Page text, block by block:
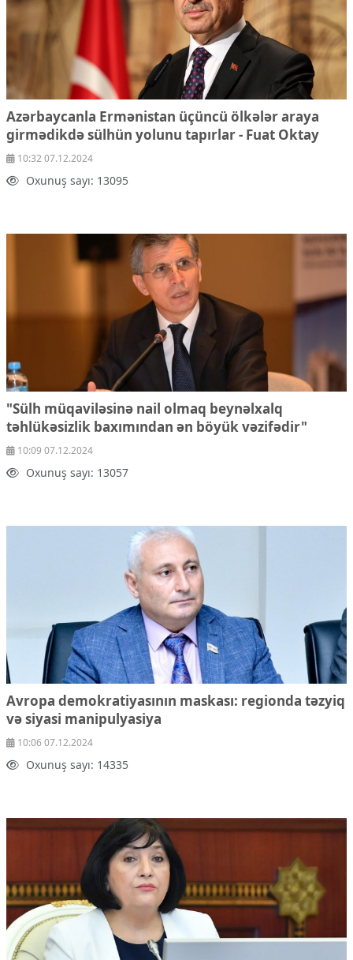
Azərbaycanla Ermənistan üçüncü ölkələr araya
girmədikdə sülhün yolunu tapırlar - Fuat Oktay
10:32 07.12.2024
Oxunuş sayı: 13095
"Sülh müqaviləsinə nail olmaq beynəlxalq
təhlükəsizlik baxımından ən böyük vəzifədir"
10:09 07.12.2024
Oxunuş sayı: 13057
Avropa demokratiyasının maskası: regionda təzyiq
və siyasi manipulyasiya
10:06 07.12.2024
Oxunuş sayı: 14335